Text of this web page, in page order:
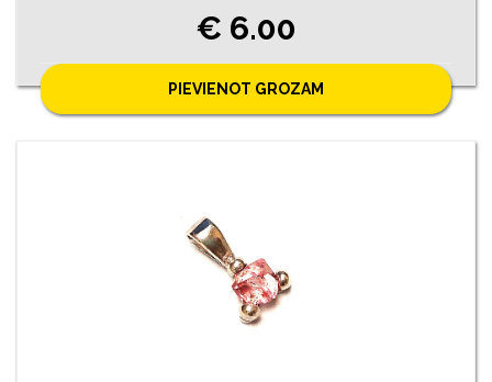
€ 6.00
PIEVIENOT GROZAM